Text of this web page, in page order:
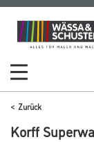
Zum
Inhalt
Zum
Navigationsmenü
Zurück
Korff